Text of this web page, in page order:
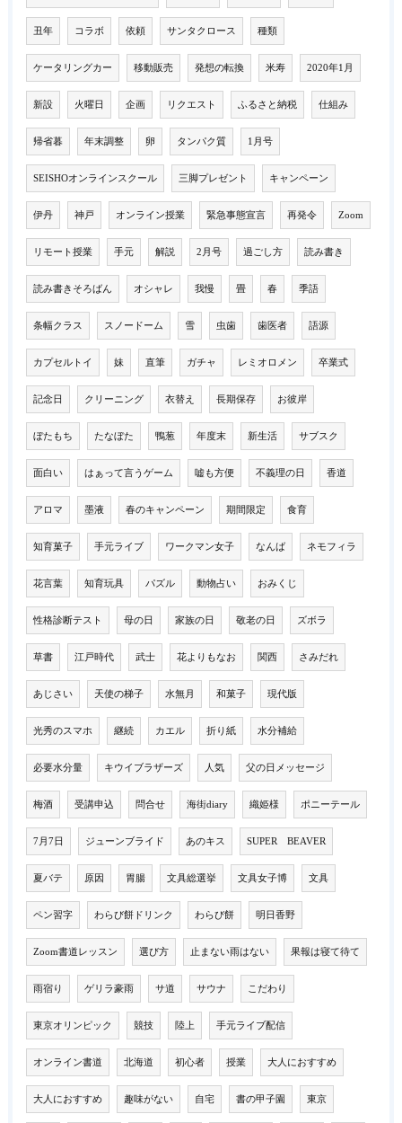
丑年 コラボ 依頼 サンタクロース 種類
ケータリングカー 移動販売 発想の転換 米寿 2020年1月
新設 火曜日 企画 リクエスト ふるさと納税 仕組み
帰省暮 年末調整 卵 タンパク質 1月号
SEISHOオンラインスクール 三脚プレゼント キャンペーン
伊丹 神戸 オンライン授業 緊急事態宣言 再発令 Zoom
リモート授業 手元 解説 2月号 過ごし方 読み書き
読み書きそろばん オシャレ 我慢 畳 春 季語
条幅クラス スノードーム 雪 虫歯 歯医者 語源
カプセルトイ 妹 直筆 ガチャ レミオロメン 卒業式
記念日 クリーニング 衣替え 長期保存 お彼岸
ぼたもち たなぼた 鴨葱 年度末 新生活 サブスク
面白い はぁって言うゲーム 嘘も方便 不義理の日 香道
アロマ 墨液 春のキャンペーン 期間限定 食育
知育菓子 手元ライブ ワークマン女子 なんば ネモフィラ
花言葉 知育玩具 パズル 動物占い おみくじ
性格診断テスト 母の日 家族の日 敬老の日 ズボラ
草書 江戸時代 武士 花よりもなお 関西 さみだれ
あじさい 天使の梯子 水無月 和菓子 現代版
光秀のスマホ 継続 カエル 折り紙 水分補給
必要水分量 キウイブラザーズ 人気 父の日メッセージ
梅酒 受講申込 問合せ 海街diary 織姫様 ポニーテール
7月7日 ジューンブライド あのキス SUPER BEAVER
夏バテ 原因 胃腸 文具総選挙 文具女子博 文具
ペン習字 わらび餅ドリンク わらび餅 明日香野
Zoom書道レッスン 選び方 止まない雨はない 果報は寝て待て
雨宿り ゲリラ豪雨 サ道 サウナ こだわり
東京オリンピック 競技 陸上 手元ライブ配信
オンライン書道 北海道 初心者 授業 大人におすすめ
大人におすすめ 趣味がない 自宅 書の甲子園 東京